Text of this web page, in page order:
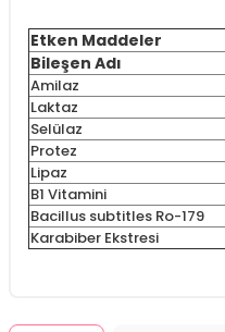
Etken Maddeler
Bileşen Adı
Amilaz
Laktaz
Selülaz
Protez
Lipaz
B1 Vitamini
Bacillus subtitles Ro-179
Karabiber Ekstresi